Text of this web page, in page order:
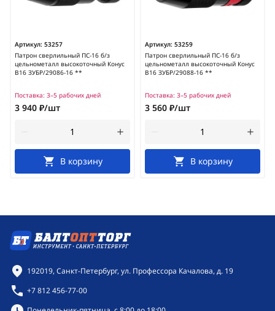
Артикул: 53257
Патрон сверлильный ПС-16 б/з
цельнометалл высокоточный Конус
В16 ЗУБР/29086-16 **
Поставка: 3–5 рабочих дней
3 940 ₽/шт
В корзину
Артикул: 53259
Патрон сверлильный ПС-16 б/з
цельнометалл высокоточный Конус
В16 ЗУБР/29088-16 **
Поставка: 3–5 рабочих дней
3 560 ₽/шт
В корзину
Контактная информация
192019, Санкт-Петербург, ул. Профессора Качалова, д. 19
+7 812 456-77-00
Режим работы: